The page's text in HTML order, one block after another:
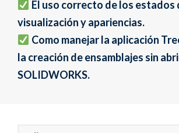
El uso correcto de los estados
visualización y apariencias.
Como manejar la aplicación
la creación de ensamblajes sin
SOLIDWORKS.